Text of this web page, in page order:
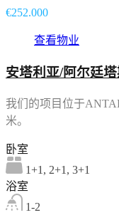
€252.000
查看物业
安塔利亚/阿尔廷塔
我们的项目位于
米。
卧室
1+1, 2+1, 3+1
浴室
1-2